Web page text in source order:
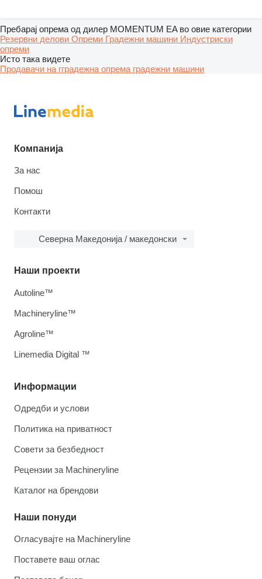
Пребарај опрема од дилер MOMENTUM EA во овие категории
Резервни делови Опреми Градежни машини Индустриски
опреми
Исто така видете
Продавачи на гградежна опрема градежни машини
Компанија
За нас
Помош
Контакти
Северна Македонија / македонски
Информации
Одредби и услови
Политика на приватност
Совети за безбедност
Рецензии за Machineryline
Каталог на брендови
Наши понуди
Огласувајте на Machineryline
Поставете ваш оглас
Наши проекти
Autoline™
Machineryline™
Agroline™
Linemedia Digital ™